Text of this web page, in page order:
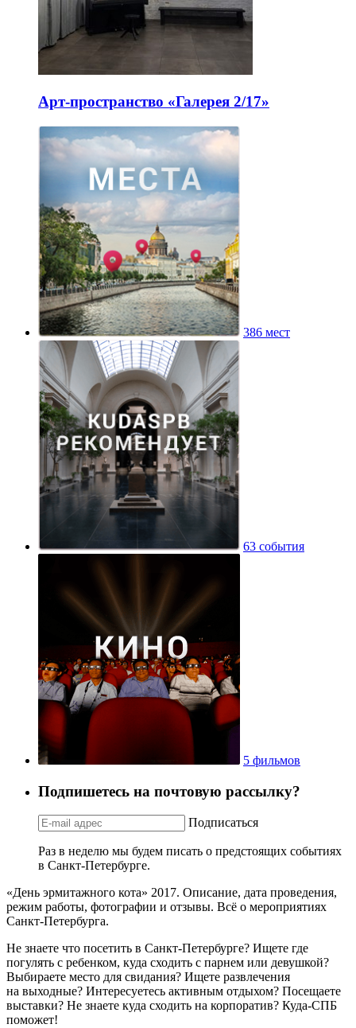
Арт-пространство «Галерея 2/17»
386 мест
63 события
5 фильмов
Подпишетесь на почтовую рассылку?
Подписаться
Раз в неделю мы будем писать о предстоящих событиях
в Санкт-Петербурге.
«День эрмитажного кота» 2017. Описание, дата проведения,
режим работы, фотографии и отзывы. Всё о мероприятиях
Санкт-Петербурга.
Не знаете что посетить в Санкт-Петербурге? Ищете где
погулять с ребенком, куда сходить с парнем или девушкой?
Выбираете место для свидания? Ищете развлечения
на выходные? Интересуетесь активным отдыхом? Посещаете
выставки? Не знаете куда сходить на корпоратив? Куда-СПБ
поможет!